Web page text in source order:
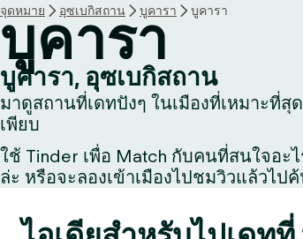
T
i
d
e
จุดหมาย อุซเบกิสถาน บูคารา บูคารา
บูคารา
บูคารา, อุซเบกิสถาน
มาดูสถานที่เดทปังๆ ในเมืองที่เหมาะที่
เพียบ
ใช้ Tinder เพื่อ Match กับคนที่สนใจอะ
ล่ะ หรือจะลองเข้าเมืองไปชมวิวแล้วไป